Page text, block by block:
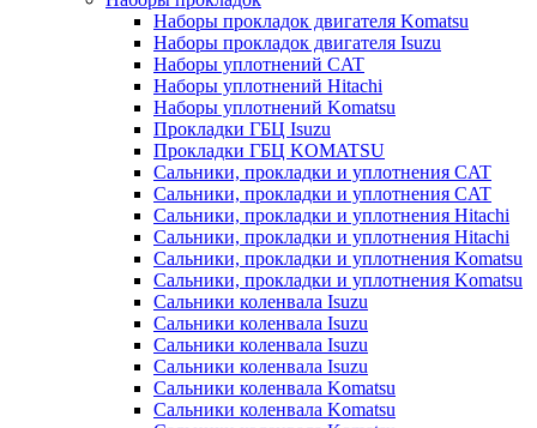
Наборы прокладок двигателя Komatsu
Наборы прокладок двигателя Isuzu
Наборы уплотнений CAT
Наборы уплотнений Hitachi
Наборы уплотнений Komatsu
Прокладки ГБЦ Isuzu
Прокладки ГБЦ KOMATSU
Сальники, прокладки и уплотнения CAT
Сальники, прокладки и уплотнения CAT
Сальники, прокладки и уплотнения Hitachi
Сальники, прокладки и уплотнения Hitachi
Сальники, прокладки и уплотнения Komatsu
Сальники, прокладки и уплотнения Komatsu
Сальники коленвала Isuzu
Сальники коленвала Isuzu
Сальники коленвала Isuzu
Сальники коленвала Isuzu
Сальники коленвала Komatsu
Сальники коленвала Komatsu